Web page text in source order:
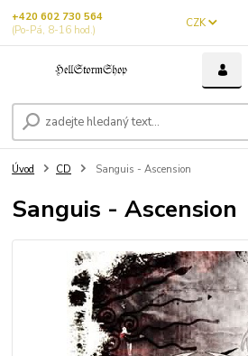
CZK
+420 602 730 564
(Po-Pá, 8-16 hod.)
Úvod CD Sanguis - Ascension
Sanguis - Ascension